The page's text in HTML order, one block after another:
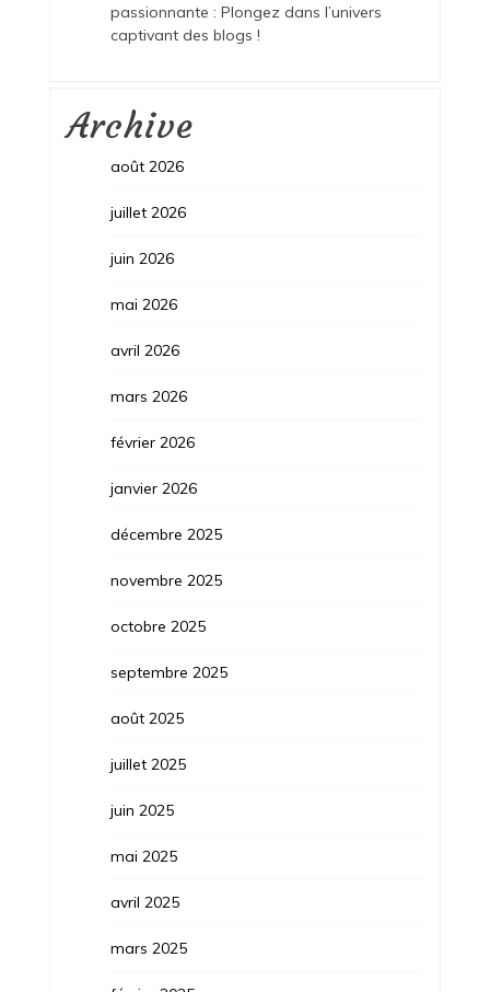
passionnante : Plongez dans l’univers
captivant des blogs !
Archive
août 2026
juillet 2026
juin 2026
mai 2026
avril 2026
mars 2026
février 2026
janvier 2026
décembre 2025
novembre 2025
octobre 2025
septembre 2025
août 2025
juillet 2025
juin 2025
mai 2025
avril 2025
mars 2025